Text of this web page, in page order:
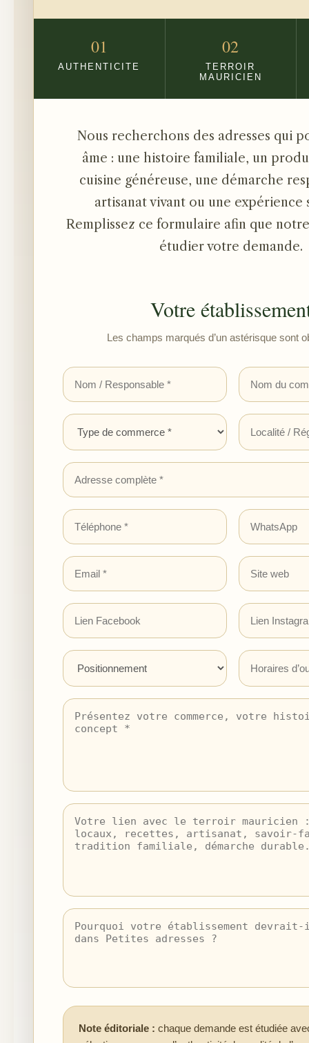
01
AUTHENTICITE
02
TERROIR
MAURICIEN
Nous recherchons des adresses qui
âme : une histoire familiale, un
cuisine généreuse, une démarche
artisanat vivant ou une expérience
Remplissez ce formulaire afin que
étudier votre demande.
Votre
Les champs marqués d’un astérisque sont
Note éditoriale : chaque demande est étudiée